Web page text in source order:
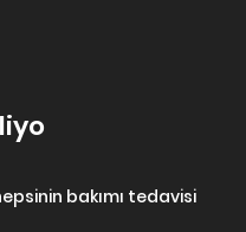
bakımı tedavisi